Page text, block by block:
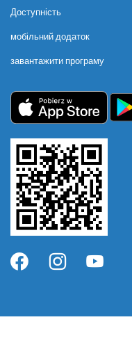
Доступність
мобільний додаток
завантажити програму